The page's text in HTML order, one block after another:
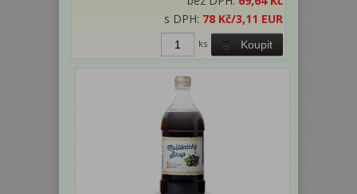
s DPH: 78 Kč/3,11 EUR
Koupit
ks